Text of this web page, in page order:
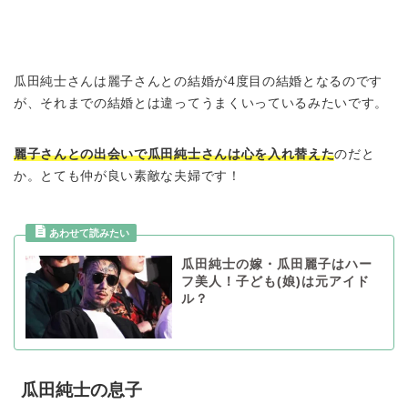
瓜田純士さんは麗子さんとの結婚が4度目の結婚となるのです
が、それまでの結婚とは違ってうまくいっているみたいです。
麗子さんとの出会いで瓜田純士さんは心を入れ替えたのだと
か。とても仲が良い素敵な夫婦です！
瓜田純士の嫁・瓜田麗子はハー
フ美人！子ども(娘)は元アイド
ル？
瓜田純士の息子